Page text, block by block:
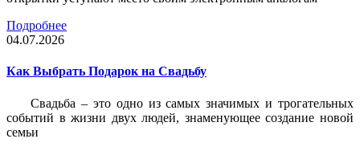
Подробнее
04.07.2026
Как Выбрать Подарок на Свадьбу
Свадьба – это одно из самых значимых и трогательных
событий в жизни двух людей, знаменующее создание новой
семьи